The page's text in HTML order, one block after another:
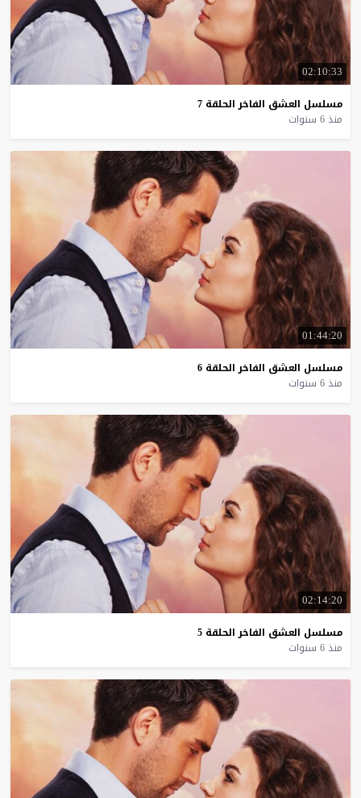
02:10:33
مسلسل العشق الفاخر الحلقة 7
منذ 6 سنوات
01:44:20
مسلسل العشق الفاخر الحلقة 6
منذ 6 سنوات
02:14:20
مسلسل العشق الفاخر الحلقة 5
منذ 6 سنوات